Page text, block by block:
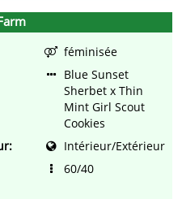
féminisée
Blue Sunset
Sherbet x Thin
Mint Girl Scout
Cookies
Intérieur/Extérieur
60/40